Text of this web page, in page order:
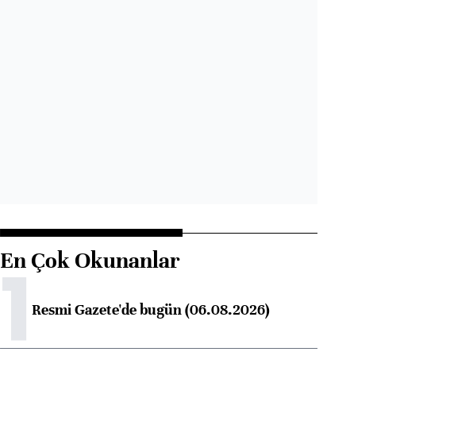
En Çok Okunanlar
1Resmi Gazete'de bugün (06.08.2026)